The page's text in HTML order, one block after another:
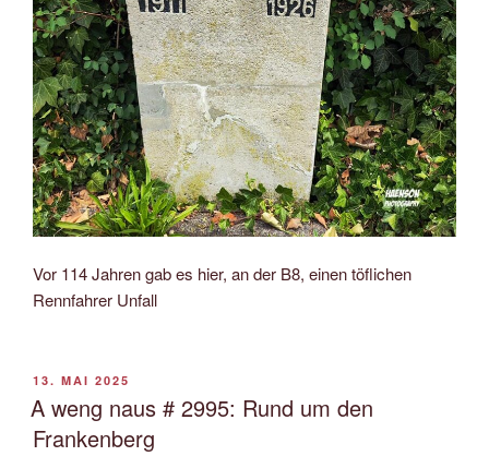
Vor 114 Jahren gab es hier, an der B8, einen töflichen
Rennfahrer Unfall
VERÖFFENTLICHT
AM
13. MAI 2025
A weng naus # 2995: Rund um den
Frankenberg